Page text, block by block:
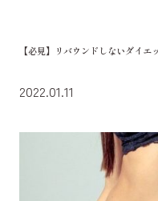
【必見】リバウンドしないダイ
2022.01.11